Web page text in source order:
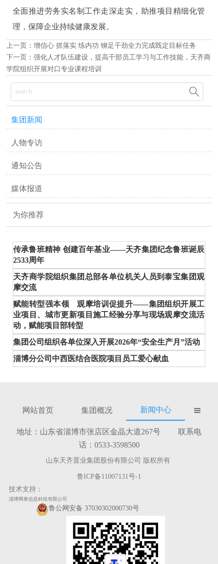
全面推进劳务实名制工作走深走实，助推项目精细化管
理，保障企业持续健康发展。
上一页：增信心 抓落实 练内功 铆足干劲全力完成既定目标任务
下一页：强化人才队伍建设，提高干部员工学习与工作技能，天齐商
学院组织开展对口专业课程培训

集团新闻
人物专访
通知公告
媒体报道
为你推荐
传承鲁班精神 创建百年基业——天齐集团纪念鲁班诞辰
2533周年
天齐商学院组织集团总部各单位机关人员到泰宝集团观
摩交流
赋能转型强本领 观摩培训促提升——集团组织开展工
业项目、城市更新项目施工经验分享与现场观摩交流活
动，赋能项目部转型
集团公司组织各单位深入开展2026年“安全生产月”活动
淄博分公司中西医结合医院项目员工爱心献血
网站首页 集团概况 新闻中心 
地址：山东省淄博市张店区金晶大道267号 联系电
话：0533-3598500
山东天齐置业集团股份有限公司 版权所有
鲁ICP备11007131号-1
技术支持：
淄博网泰信息科技有限公司
鲁公网安备 37030302000730号